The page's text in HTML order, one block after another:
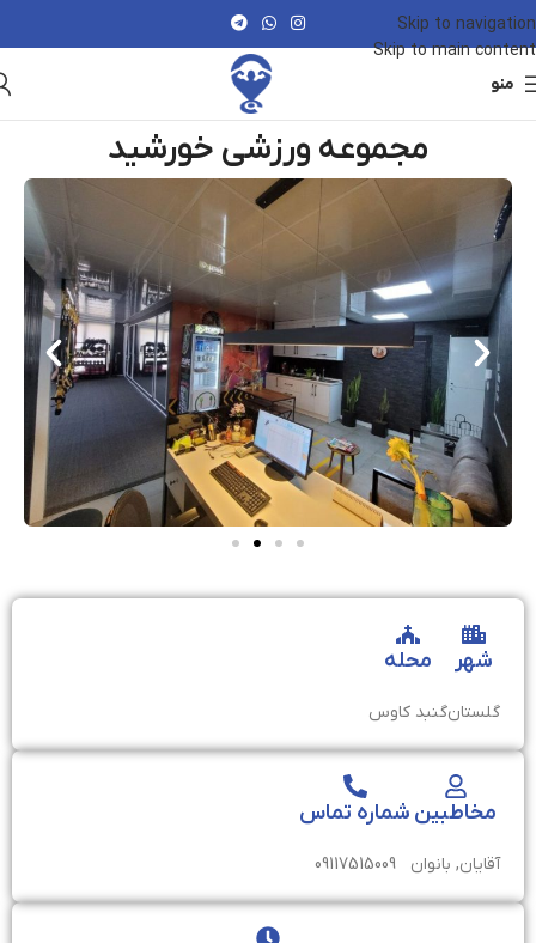
Skip to navigation
Skip to main content
منو
مجموعه ورزشی خورشید
شهر
گلستان
محله
گنبد کاوس
مخاطبین
آقایان, بانوان
شماره تماس
09117515009